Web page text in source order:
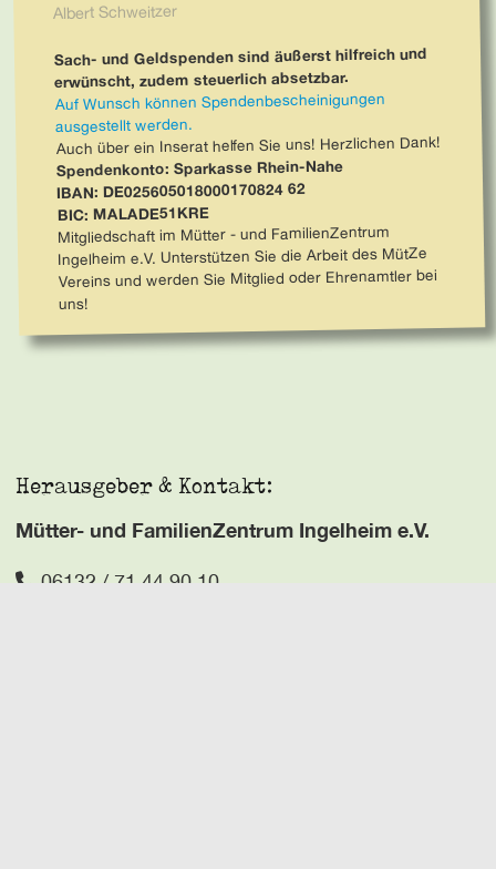
Albert Schweitzer
Sach- und Geldspenden sind äußerst hilfreich und
erwünscht, zudem steuerlich absetzbar.
Auf Wunsch können Spendenbescheinigungen
ausgestellt werden.
Auch über ein Inserat helfen Sie uns! Herzlichen Dank!
Spendenkonto: Sparkasse Rhein-Nahe
IBAN: DE025605018000170824 62
BIC: MALADE51KRE
Mitgliedschaft im Mütter - und FamilienZentrum
Ingelheim e.V. Unterstützen Sie die Arbeit des MütZe
Vereins und werden Sie Mitglied oder Ehrenamtler bei
uns!
Herausgeber & Kontakt:
Mütter- und FamilienZentrum Ingelheim e.V.
06132 / 71 44 90 10